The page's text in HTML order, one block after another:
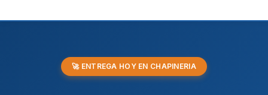
🚀 ENTREGA HOY EN CHAPINERIA